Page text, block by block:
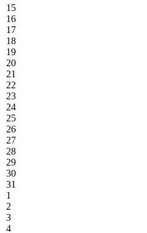
15
16
17
18
19
20
21
22
23
24
25
26
27
28
29
30
31
1
2
3
4